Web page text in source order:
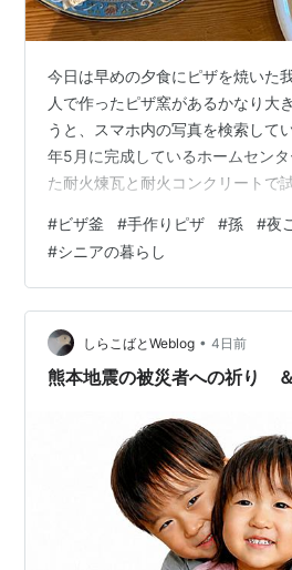
今日は早めの夕食にピザを焼いた
人で作ったピザ窯があるかなり大
うと、スマホ内の写真を検索して
年5月に完成しているホームセン
た耐火煉瓦と耐火コンクリートで
に薪を入れて窯を熱くした窯担当
ょりでもやはりオーブンで焼くの
夕方ピザの準備をしていて、孫ち
ァバ、トマトソースある？🧓🏻 え
私、ケチャップのピザなんて嫌な
ケチャップのピザなんて食べた…
#ビザ釜 #手作りピザ #孫 #夜
#シニアの暮らし
しらこばとWeblog • 4日前
熊本地震の被災者への祈り